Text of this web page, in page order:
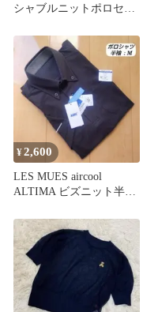
シャブルニットポロセー
L
¥2,600
LES MUES aircool
ALTIMA ビズニット半袖